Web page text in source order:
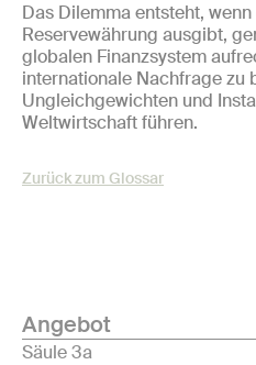
Das Dilemma entsteht,
Reservewährung ausgibt,
globalen Finanzsystem
internationale Nachfrage zu
Ungleichgewichten und
Weltwirtschaft führen.
Zurück zum Glossar
Angebot
Säule 3a